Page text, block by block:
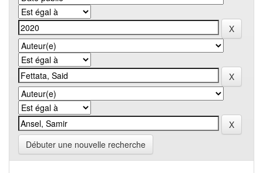
Débuter une nouvelle recherche